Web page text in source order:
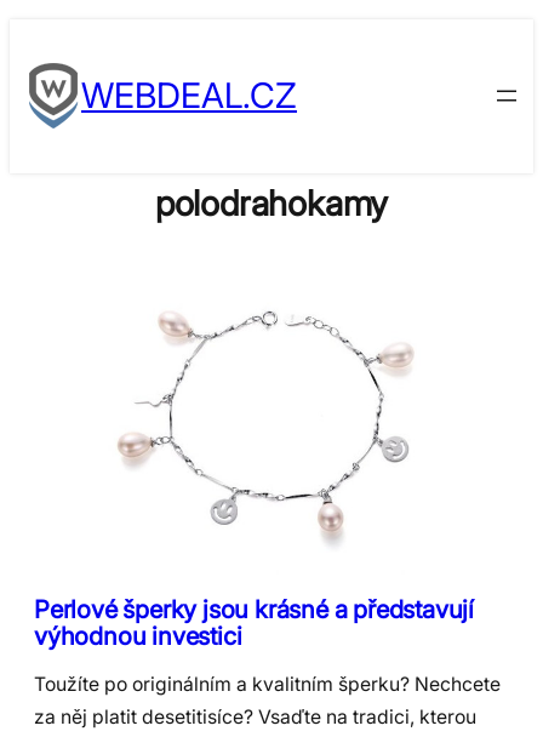
to
contentWEBDEAL.CZ
polodrahokamy
Perlové šperky jsou krásné a představují
výhodnou investici
Toužíte po originálním a kvalitním šperku? Nechcete
za něj platit desetitisíce? Vsaďte na tradici, kterou